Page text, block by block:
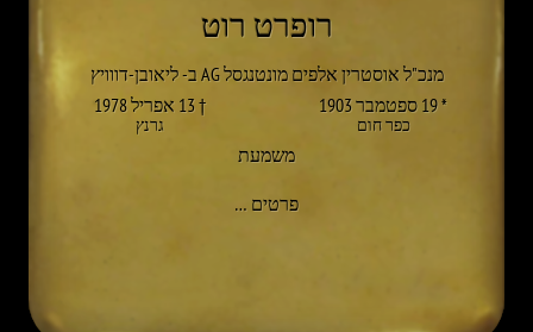
רופרט רוט
מנכ"ל אוסטרין אלפים מונטנגסל AG ב- ליאובן-דווויץ
* 19 ספטמבר 1903
כפר חום
† 13 אפריל 1978
גרנץ
משמעת
פרטים …